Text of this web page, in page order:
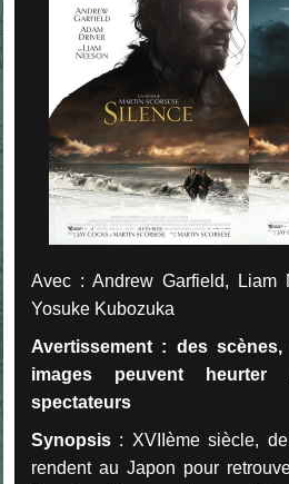
Avec : Andrew Garfield, Liam
Yosuke Kubozuka
Avertissement : des
images peuvent
spectateurs
Synopsis: XVIIème siècle,
rendent au Japon pour